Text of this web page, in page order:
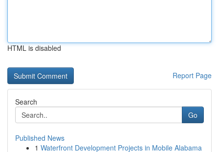
HTML is disabled
Report Page
Search
Go
Published News
1 Waterfront Development Projects in Mobile Alabama